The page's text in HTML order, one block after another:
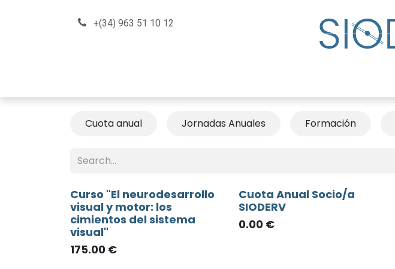
+(34) 963 51 10 12
Cuota anual Jornadas Anuales Formación
Curso "El neurodesarrollo
visual y motor: los
cimientos del sistema
visual"
175.00 €
Cuota Anual Socio/a
SIODERV
0.00 €